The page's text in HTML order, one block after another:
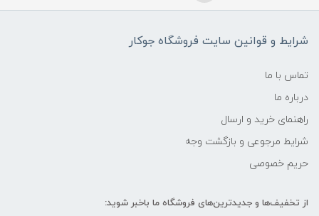
شرایط و قوانین سایت فروشگاه جوکار
تماس با ما
درباره ما
راهنمای خرید و ارسال
شرایط مرجوعی و بازگشت وجه
حریم خصوصی
از تخفیف‌ها و جدیدترین‌های فروشگاه ما باخبر شوید: